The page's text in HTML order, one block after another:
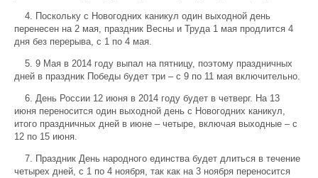
4. Поскольку с Новогодних каникул один выходной день
перенесен на 2 мая, праздник Весны и Труда 1 мая продлится 4
дня без перерыва, с 1 по 4 мая.
5. 9 Мая в 2014 году выпал на пятницу, поэтому праздничных
дней в праздник Победы будет три – с 9 по 11 мая включительно.
6. День России 12 июня в 2014 году будет в четверг. На 13
июня переносится один выходной день с Новогодних каникул,
итого праздничных дней в июне – четыре, включая выходные – с
12 по 15 июня.
7. Праздник День народного единства будет длиться в течение
четырех дней, с 1 по 4 ноября, так как на 3 ноября переносится